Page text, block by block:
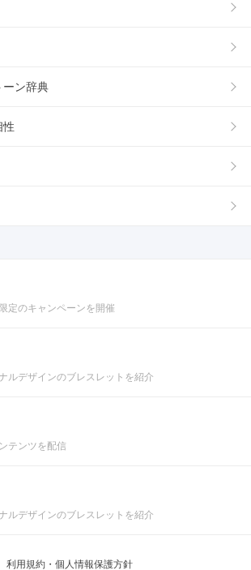
ーン辞典
性
定のキャンペーンを開催
ルデザインのブレスレットを紹介
テンツを配信
ルデザインのブレスレットを紹介
利用規約・個人情報保護方針